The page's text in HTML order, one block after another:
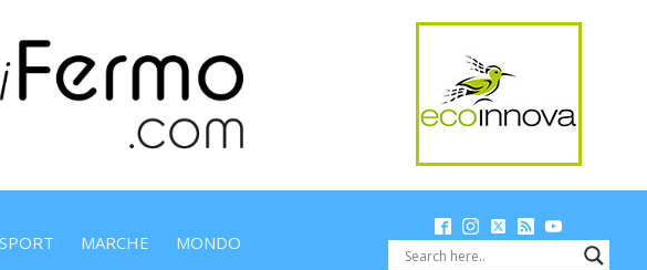
SPORT MARCHE MONDO